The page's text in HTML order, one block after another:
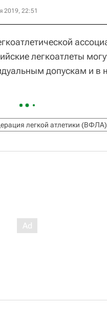
2019, 22:51
легкоатлеты
допускам и в
легкой атлетики (ВФЛА)